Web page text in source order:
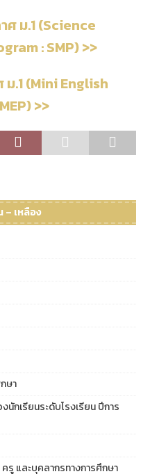
ศ ม.1 (Science
: SMP) >>
ม.1 (Mini English
>>
– เหลือง
ษา
กเรียนระดับโรงเรียน ปีการ
และบุคลากรทางการศึกษา